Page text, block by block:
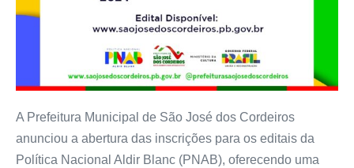
A Prefeitura Municipal de São José dos Cordeiros
anunciou a abertura das inscrições para os editais da
Política Nacional Aldir Blanc (PNAB), oferecendo uma